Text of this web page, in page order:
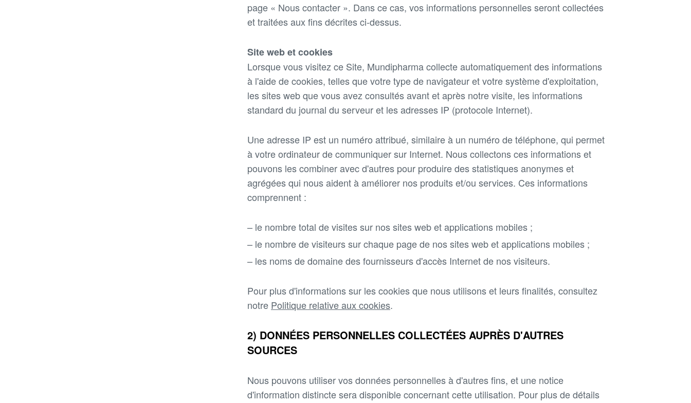
page « Nous contacter ». Dans ce cas, vos informations personnelles seront collectées
et traitées aux fins décrites ci-dessus.
Site web et cookies
Lorsque vous visitez ce Site, Mundipharma collecte automatiquement des informations
à l'aide de cookies, telles que votre type de navigateur et votre système d'exploitation,
les sites web que vous avez consultés avant et après notre visite, les informations
standard du journal du serveur et les adresses IP (protocole Internet).
Une adresse IP est un numéro attribué, similaire à un numéro de téléphone, qui permet
à votre ordinateur de communiquer sur Internet. Nous collectons ces informations et
pouvons les combiner avec d'autres pour produire des statistiques anonymes et
agrégées qui nous aident à améliorer nos produits et/ou services. Ces informations
comprennent :
le nombre total de visites sur nos sites web et applications mobiles ;
le nombre de visiteurs sur chaque page de nos sites web et applications mobiles ;
les noms de domaine des fournisseurs d'accès Internet de nos visiteurs.
Pour plus d'informations sur les cookies que nous utilisons et leurs finalités, consultez
notre Politique relative aux cookies.
2) DONNÉES PERSONNELLES COLLECTÉES AUPRÈS D'AUTRES
SOURCES
Nous pouvons utiliser vos données personnelles à d'autres fins, et une notice
d'information distincte sera disponible concernant cette utilisation. Pour plus de détails